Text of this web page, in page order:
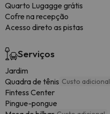
Quarto Lugagge grátis
Cofre na recepção
Acesso direto as pistas
Serviços
Jardim
Quadra de tênis Custo adicional
Fintess Center
Pingue-pongue